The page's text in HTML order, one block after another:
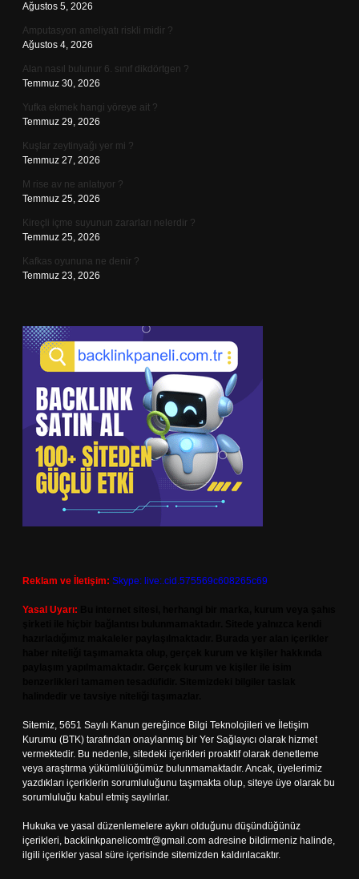
Ağustos 5, 2026
Amputasyon ameliyatı riskli midir ?
Ağustos 4, 2026
Alan nasıl bulunur 6. sınıf dikdörtgen ?
Temmuz 30, 2026
Yufka ekmek hangi yöreye ait ?
Temmuz 29, 2026
Kuşlar zeytinyağı yer mi ?
Temmuz 27, 2026
M rise av ne anlatıyor ?
Temmuz 25, 2026
Kireçli içme suyunun zararları nelerdir ?
Temmuz 25, 2026
Kafkas oyununa ne denir ?
Temmuz 23, 2026
Reklam ve İletişim: Skype: live:.cid.575569c608265c69
Yasal Uyarı:
Sitemiz, 5651 Sayılı Kanun gereğince Bilgi Teknolojileri ve İletişim
Kurumu (BTK) tarafından onaylanmış bir Yer Sağlayıcı olarak hizmet
vermektedir. Bu nedenle, sitedeki içerikleri proaktif olarak denetleme
veya araştırma yükümlülüğümüz bulunmamaktadır. Ancak, üyelerimiz
yazdıkları içeriklerin sorumluluğunu taşımakta olup, siteye üye olarak bu
sorumluluğu kabul etmiş sayılırlar.
Hukuka ve yasal düzenlemelere aykırı olduğunu düşündüğünüz
içerikleri, backlinkpanelicomtr@gmail.com adresine bildirmeniz halinde,
ilgili içerikler yasal süre içerisinde sitemizden kaldırılacaktır.